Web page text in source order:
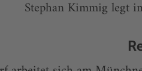
Stephan Kimmig legt